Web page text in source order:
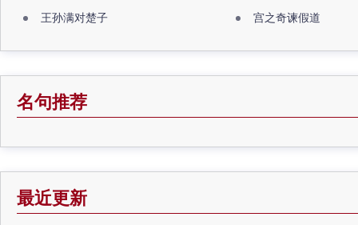
王孙满对楚子 宫之奇谏假道
名句推荐
最近更新